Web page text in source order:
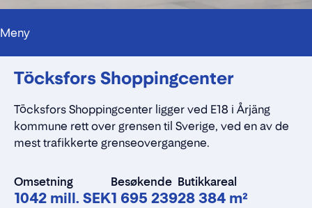
Meny
Alt du trenger å vite
Standleie
Kontaktskjema
Töcksfors Shoppingcenter
Töcksfors Shoppingcenter ligger ved E18 i Årjäng
kommune rett over grensen til Sverige, ved en av de
mest trafikkerte grenseovergangene.
Omsetning
1042 mill. SEK
Besøkende
1 695 239
Butikkareal
28 384 m²